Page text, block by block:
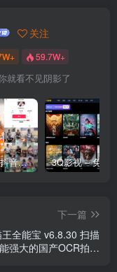
关注
59.7W+
就看不见阴影了
TikTok_v45.5.3抖音国际版_免拔卡解锁全球版
下一篇
全能宝 v6.8.30 扫描
强大的国产OCR拍照